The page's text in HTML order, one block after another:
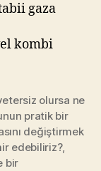
gaza
kombi
olursa ne
pratik bir
değiştirmek
edebiliriz?,
bir